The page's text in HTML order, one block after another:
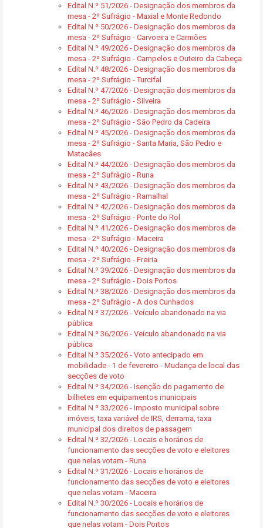
Edital N.º 51/2026 - Designação dos membros da
mesa - 2º Sufrágio - Maxial e Monte Redondo
Edital N.º 50/2026 - Designação dos membros da
mesa - 2º Sufrágio - Carvoeira e Carmões
Edital N.º 49/2026 - Designação dos membros da
mesa - 2º Sufrágio - Campelos e Outeiro da Cabeça
Edital N.º 48/2026 - Designação dos membros da
mesa - 2º Sufrágio - Turcifal
Edital N.º 47/2026 - Designação dos membros da
mesa - 2º Sufrágio - Silveira
Edital N.º 46/2026 - Designação dos membros da
mesa - 2º Sufrágio - São Pedro da Cadeira
Edital N.º 45/2026 - Designação dos membros da
mesa - 2º Sufrágio - Santa Maria, São Pedro e
Matacães
Edital N.º 44/2026 - Designação dos membros da
mesa - 2º Sufrágio - Runa
Edital N.º 43/2026 - Designação dos membros da
mesa - 2º Sufrágio - Ramalhal
Edital N.º 42/2026 - Designação dos membros da
mesa - 2º Sufrágio - Ponte do Rol
Edital N.º 41/2026 - Designação dos membros de
mesa - 2º Sufrágio - Maceira
Edital N.º 40/2026 - Designação dos membros da
mesa - 2º Sufrágio - Freiria
Edital N.º 39/2026 - Designação dos membros da
mesa - 2º Sufrágio - Dois Portos
Edital N.º 38/2026 - Designação dos membros da
mesa - 2º Sufrágio - A dos Cunhados
Edital N.º 37/2026 - Veículo abandonado na via
pública
Edital N.º 36/2026 - Veículo abandonado na via
pública
Edital N.º 35/2026 - Voto antecipado em
mobilidade - 1 de fevereiro - Mudança de local das
secções de voto
Edital N.º 34/2026 - Isenção do pagamento de
bilhetes em equipamentos municipais
Edital N.º 33/2026 - Imposto municipal sobre
imóveis, taxa variável de IRS, derrama, taxa
municipal dos direitos de passagem
Edital N.º 32/2026 - Locais e horários de
funcionamento das secções de voto e eleitores
que nelas votam - Runa
Edital N.º 31/2026 - Locais e horários de
funcionamento das secções de voto e eleitores
que nelas votam - Maceira
Edital N.º 30/2026 - Locais e horários de
funcionamento das secções de voto e eleitores
que nelas votam - Dois Portos